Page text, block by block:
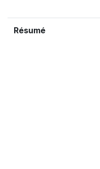
Résumé